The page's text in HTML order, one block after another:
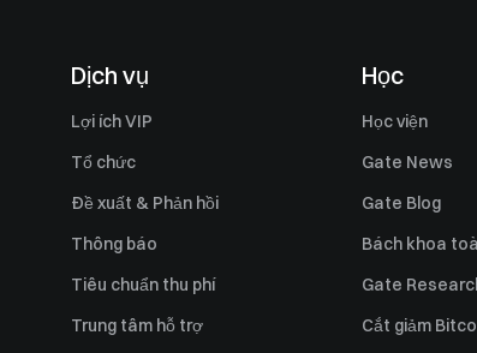
Dịch vụ
Lợi ích VIP
Tổ chức
Đề xuất & Phản hồi
Thông báo
Tiêu chuẩn thu phí
Trung tâm hỗ trợ
Học
Học viện
Gate News
Gate Blog
Bách khoa
Gate
Cắt giảm